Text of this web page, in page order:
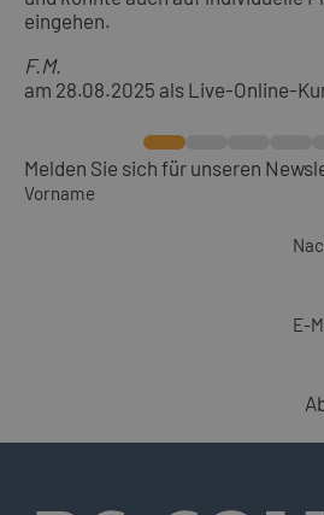
eingehen.
F.M.
am 28.08.2025 als Live-Online-
Melden Sie sich für unseren
Vorname
E-